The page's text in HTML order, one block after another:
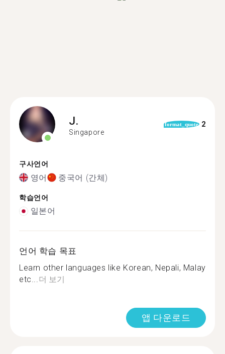
J.
Singapore
format_quote 2
구사언어
영어 중국어 (간체)
학습언어
일본어
언어 학습 목표
Learn other languages like Korean, Nepali, Malay
etc...더 보기
앱 다운로드